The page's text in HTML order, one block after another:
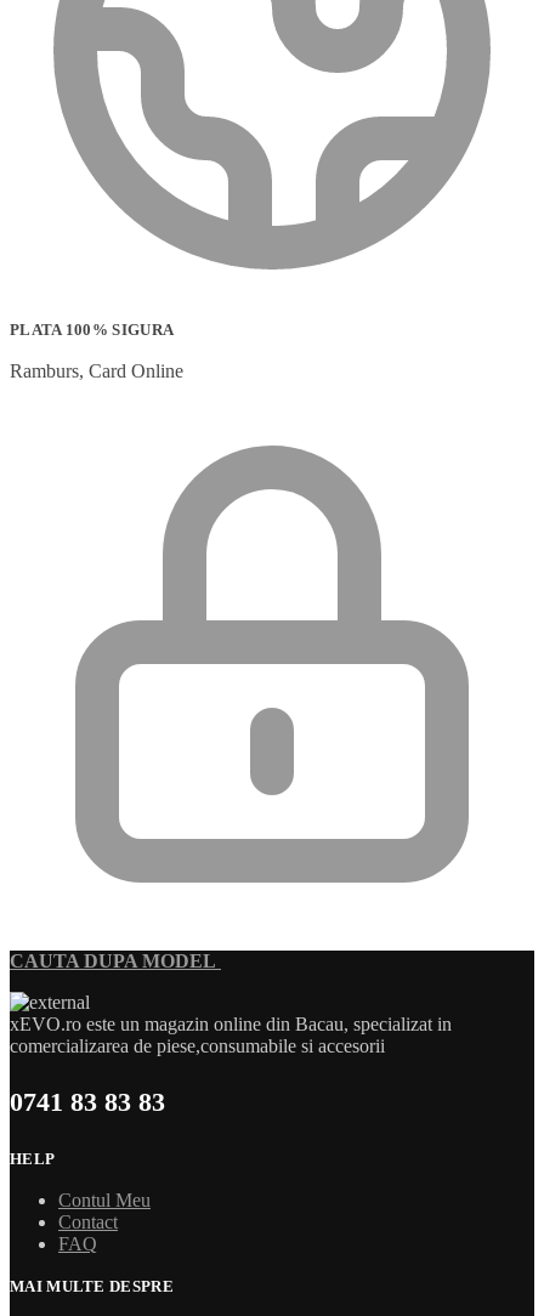
PLATA 100% SIGURA
Ramburs, Card Online
CAUTA DUPA MODEL
xEVO.ro este un magazin online din Bacau, specializat in
comercializarea de piese,consumabile si accesorii
0741 83 83 83
HELP
Contul Meu
Contact
FAQ
MAI MULTE DESPRE